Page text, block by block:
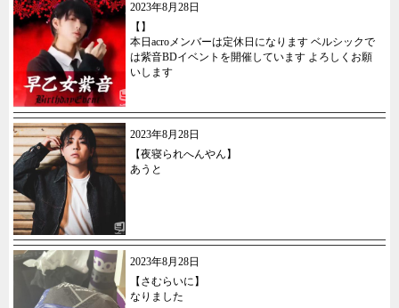
2023年8月28日
【】
本日acroメンバーは定休日になります ベルシックで
は紫音BDイベントを開催しています よろしくお願
いします
2023年8月28日
【夜寝られへんやん】
あうと
2023年8月28日
【さむらいに】
なりました